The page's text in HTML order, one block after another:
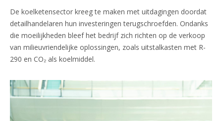
De koelketensector kreeg te maken met uitdagingen doordat
detailhandelaren hun investeringen terugschroefden. Ondanks
die moeilijkheden bleef het bedrijf zich richten op de verkoop
van milieuvriendelijke oplossingen, zoals uitstalkasten met R-
290 en CO₂ als koelmiddel.